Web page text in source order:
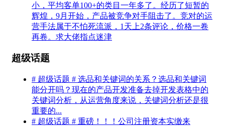
小，平均客单100+的类目一年多了。经历了短暂的
辉煌，9月开始，产品被竞争对手阻击了。竞对的运
营手法属于不怕死流派，1天上2条评论，价格一卷
再卷。求大佬指点迷津
超级话题
# 超级话题 # 选品和关键词的关系？选品和关键词
能分开吗？现在的产品开发准备去掉开发表格中的
关键词分析，从运营角度来说，关键词分析还是很
重要的...
# 超级话题 # 重磅！！！公司注册资本实缴来